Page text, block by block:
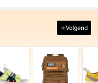
Volgend